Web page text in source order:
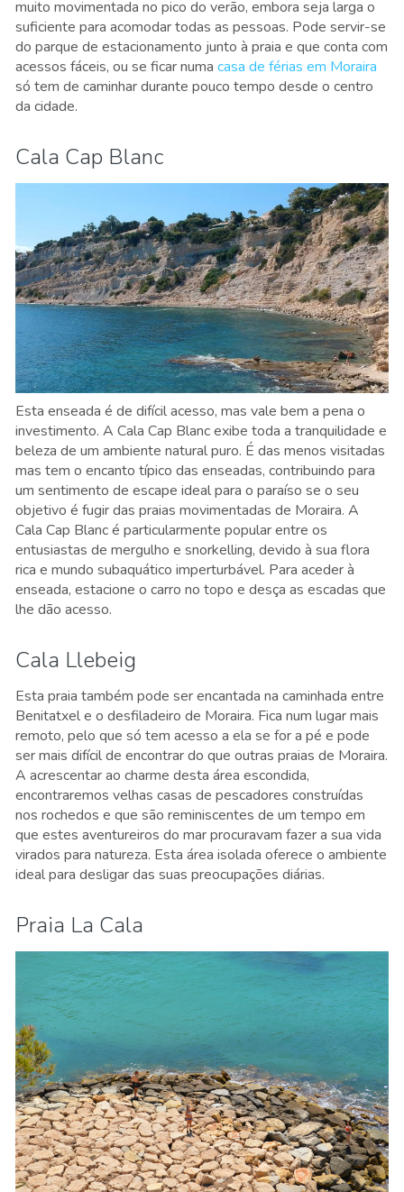
muito movimentada no pico do verão, embora seja larga o
suficiente para acomodar todas as pessoas. Pode servir-se
do parque de estacionamento junto à praia e que conta com
acessos fáceis, ou se ficar numa casa de férias em Moraira
só tem de caminhar durante pouco tempo desde o centro
da cidade.
Cala Cap Blanc
Esta enseada é de difícil acesso, mas vale bem a pena o
investimento. A Cala Cap Blanc exibe toda a tranquilidade e
beleza de um ambiente natural puro. É das menos visitadas
mas tem o encanto típico das enseadas, contribuindo para
um sentimento de escape ideal para o paraíso se o seu
objetivo é fugir das praias movimentadas de Moraira. A
Cala Cap Blanc é particularmente popular entre os
entusiastas de mergulho e snorkelling, devido à sua flora
rica e mundo subaquático imperturbável. Para aceder à
enseada, estacione o carro no topo e desça as escadas que
lhe dão acesso.
Cala Llebeig
Esta praia também pode ser encantada na caminhada entre
Benitatxel e o desfiladeiro de Moraira. Fica num lugar mais
remoto, pelo que só tem acesso a ela se for a pé e pode
ser mais difícil de encontrar do que outras praias de Moraira.
A acrescentar ao charme desta área escondida,
encontraremos velhas casas de pescadores construídas
nos rochedos e que são reminiscentes de um tempo em
que estes aventureiros do mar procuravam fazer a sua vida
virados para natureza. Esta área isolada oferece o ambiente
ideal para desligar das suas preocupações diárias.
Praia La Cala